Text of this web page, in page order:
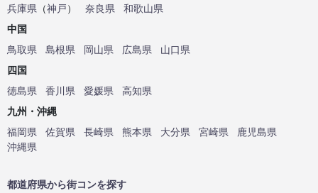
兵庫県 （神戸） 奈良県
和歌山県
中国
鳥取県
島根県 岡山県 広島県
山口県
四国
徳島県
香川県 愛媛県
高知県
九州・沖縄
福岡県
佐賀県 長崎県 熊本県 大分県 宮崎県
鹿児島県
沖縄県
都道府県から街コンを探す